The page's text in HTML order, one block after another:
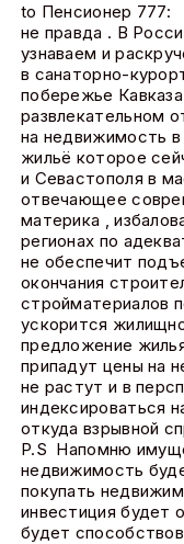
to Пенсионер 777:
не правда . В
узнаваем и
в санаторно-
побережье
развлекательном
на недвижимость
жильё которое
и Севастополя в
отвечающее
материка ,
регионах по
не обеспечит
окончания
стройматериалов
ускорится
предложение
припадут цены на
не растут и в
индексироваться
откуда взрывной
P.S Напомню
недвижимость
покупать
инвестиция будет
будет